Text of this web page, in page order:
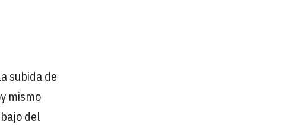
subida de
mismo
del